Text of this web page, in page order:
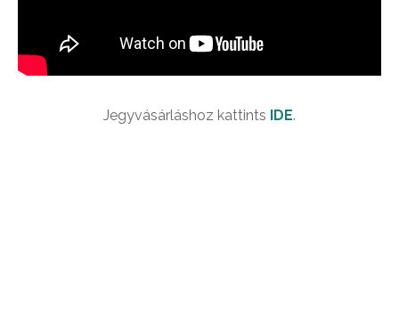
Jegyvásárláshoz kattints IDE.